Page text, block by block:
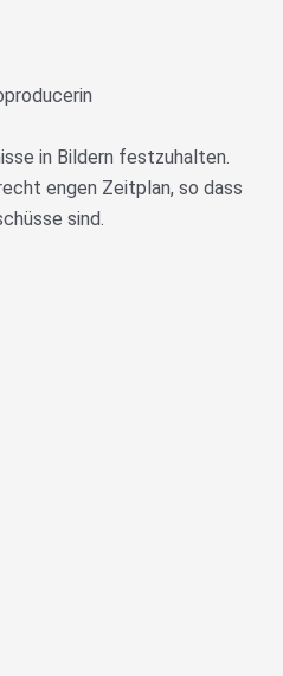
in Bildern festzuhalten.
engen Zeitplan, so dass
sind.